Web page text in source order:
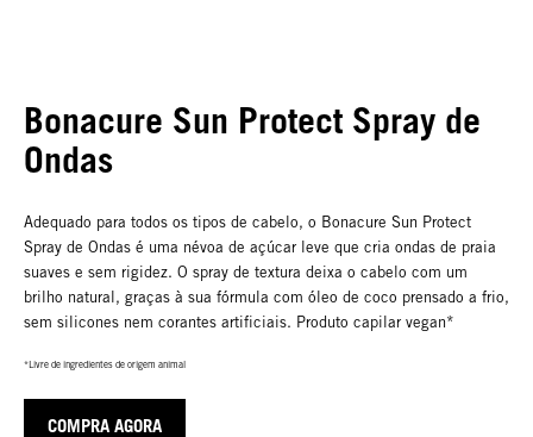
Bonacure Sun Protect Spray de
Ondas
Adequado para todos os tipos de cabelo, o Bonacure Sun Protect
Spray de Ondas é uma névoa de açúcar leve que cria ondas de praia
suaves e sem rigidez. O spray de textura deixa o cabelo com um
brilho natural, graças à sua fórmula com óleo de coco prensado a frio,
sem silicones nem corantes artificiais. Produto capilar vegan*
*Livre de ingredientes de origem animal
COMPRA AGORA